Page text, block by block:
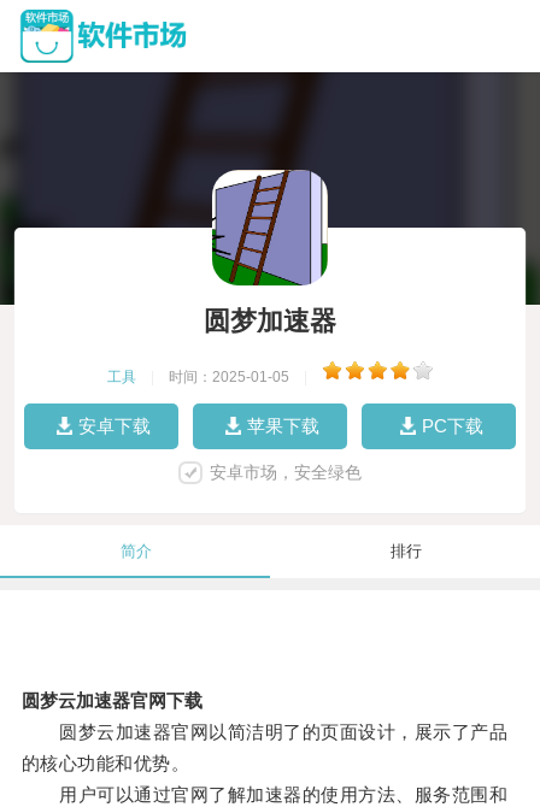
圆梦加速器
工具 时间：2025-01-05
安卓下载 苹果下载 PC下载
安卓市场，安全绿色
简介 排行
圆梦云加速器官网下载
圆梦云加速器官网以简洁明了的页面设计，展示了产品
的核心功能和优势。
用户可以通过官网了解加速器的使用方法、服务范围和